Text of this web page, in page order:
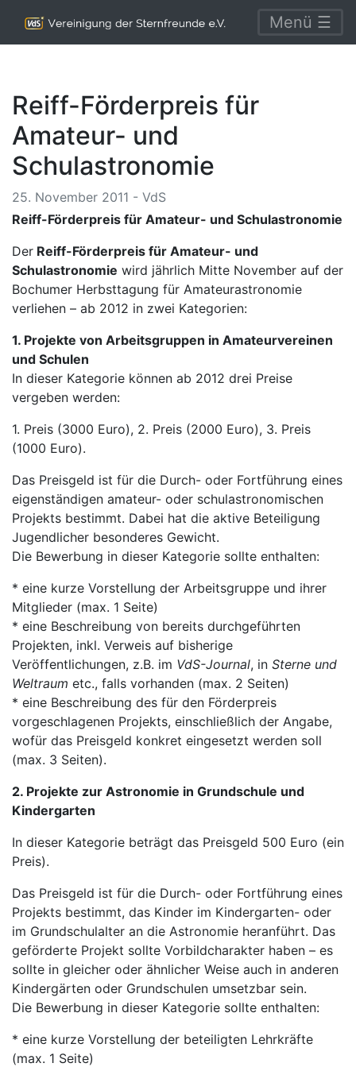
Menü ☰
Reiff-Förderpreis für
Amateur- und
Schulastronomie
25. November 2011 - VdS
Reiff-Förderpreis für Amateur- und Schulastronomie
Der Reiff-Förderpreis für Amateur- und
Schulastronomie wird jährlich Mitte November auf der
Bochumer Herbsttagung für Amateurastronomie
verliehen – ab 2012 in zwei Kategorien:
1. Projekte von Arbeitsgruppen in Amateurvereinen
und Schulen
In dieser Kategorie können ab 2012 drei Preise
vergeben werden:
1. Preis (3000 Euro), 2. Preis (2000 Euro), 3. Preis
(1000 Euro).
Das Preisgeld ist für die Durch- oder Fortführung eines
eigenständigen amateur- oder schulastronomischen
Projekts bestimmt. Dabei hat die aktive Beteiligung
Jugendlicher besonderes Gewicht.
Die Bewerbung in dieser Kategorie sollte enthalten:
* eine kurze Vorstellung der Arbeitsgruppe und ihrer
Mitglieder (max. 1 Seite)
* eine Beschreibung von bereits durchgeführten
Projekten, inkl. Verweis auf bisherige
Veröffentlichungen, z.B. im VdS-Journal, in Sterne und
Weltraum etc., falls vorhanden (max. 2 Seiten)
* eine Beschreibung des für den Förderpreis
vorgeschlagenen Projekts, einschließlich der Angabe,
wofür das Preisgeld konkret eingesetzt werden soll
(max. 3 Seiten).
2. Projekte zur Astronomie in Grundschule und
Kindergarten
In dieser Kategorie beträgt das Preisgeld 500 Euro (ein
Preis).
Das Preisgeld ist für die Durch- oder Fortführung eines
Projekts bestimmt, das Kinder im Kindergarten- oder
im Grundschulalter an die Astronomie heranführt. Das
geförderte Projekt sollte Vorbildcharakter haben – es
sollte in gleicher oder ähnlicher Weise auch in anderen
Kindergärten oder Grundschulen umsetzbar sein.
Die Bewerbung in dieser Kategorie sollte enthalten:
* eine kurze Vorstellung der beteiligten Lehrkräfte
(max. 1 Seite)